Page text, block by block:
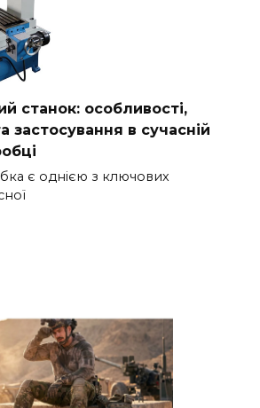
станок: особливості,
застосування в сучасній
є однією з ключових